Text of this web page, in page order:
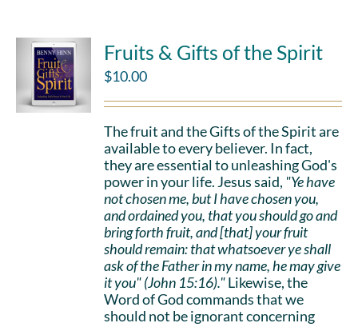
Fruits & Gifts of the Spirit
$10.00
The fruit and the Gifts of the Spirit are
available to every believer. In fact,
they are essential to unleashing God's
power in your life. Jesus said, "Ye have
not chosen me, but I have chosen you,
and ordained you, that you should go and
bring forth fruit, and [that] your fruit
should remain: that whatsoever ye shall
ask of the Father in my name, he may give
it you" (John 15:16)."Likewise, the
Word of God commands that we
should not be ignorant concerning